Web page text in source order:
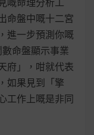
命盤中嘅十二宮
進一步預測你嘅
命盤顯示事業
府」，咁就代表
如果見到「擎
工作上嘅是非同